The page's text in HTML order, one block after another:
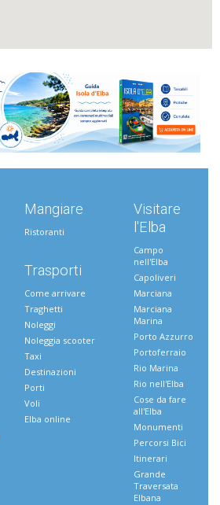
Mangiare
Ristoranti
Trasporti
Come arrivare
Traghetti
Noleggi
Noleggia scooter
Taxi
Destinazioni
Porti
Voli
Elba online
Visitare
l'Elba
Campo
nell'Elba
Capoliveri
Marciana
Marciana
Marina
Porto Azzurro
Portoferraio
Rio Marina
Rio nell'Elba
Cose da fare
all'Elba
Monumenti
Percorsi Bici
Itinerari
Grande
Traversata
Elbana